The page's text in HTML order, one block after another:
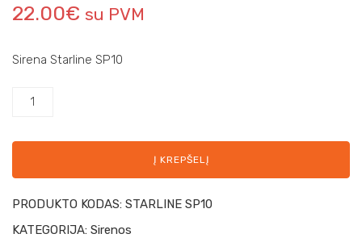
22.00€ su PVM
Sirena Starline SP10
Į KREPŠELĮ
PRODUKTO KODAS: STARLINE SP10
KATEGORIJA: Sirenos